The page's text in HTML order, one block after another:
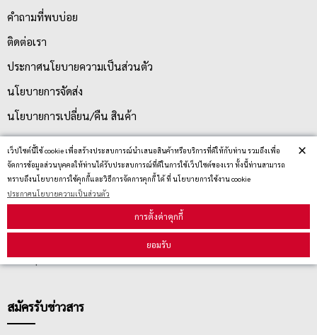
เว็ปไซต์นี้ใช้ cookie เพื่อสร้างประสบการณ์นำเสนอสินค้าหรือบริการที่ดีให้กับท่าน รวมถึงเพื่อ
จัดการข้อมูลส่วนบุคคลให้ท่านได้รับประสบการณ์ที่ดีในการใช้เว็ปไซต์ของเรา ทั้งนี้ท่านสามารถ
ทราบถึงนโยบายการใช้คุกกี้และวิธีการจัดการคุกกี้ ได้ ที่ นโยบายการใช้งาน cookie
ประกาศนโยบายความเป็นส่วนตัว
การตั้งค่าคุกกี้
ยอมรับ
×
คำถามที่พบบ่อย
ติดต่อเรา
ประกาศนโยบายความเป็นส่วนตัว
นโยบายการจัดส่ง
นโยบายการเปลี่ยน/คืน สินค้า
บริการลูกค้า
ตรวจสอบสถานะสินค้า
คู่มือนักช้อป
วิธีลบคุกกี้
สมัครรับข่าวสาร